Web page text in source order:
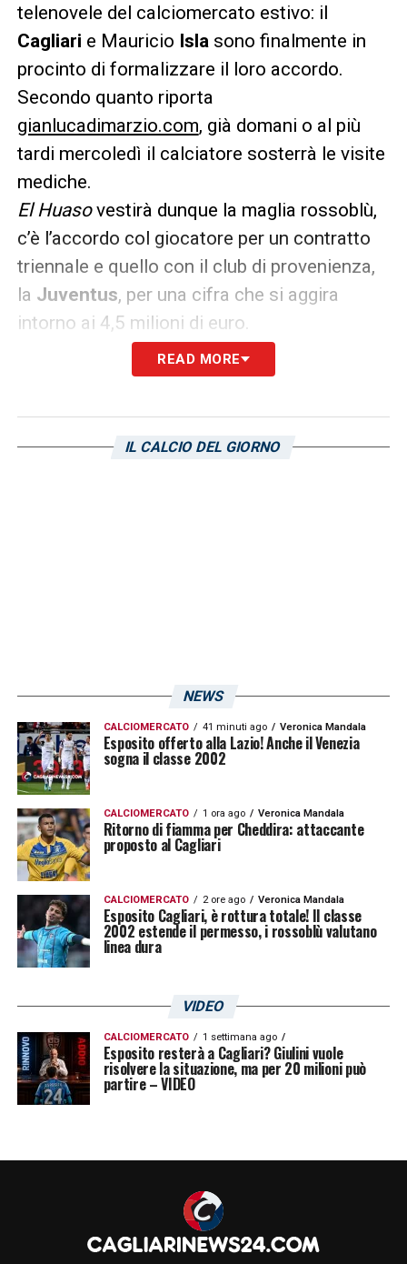
telenovele del calciomercato estivo: il
Cagliari e Mauricio Isla sono finalmente in
procinto di formalizzare il loro accordo.
Secondo quanto riporta
gianlucadimarzio.com, già domani o al più
tardi mercoledì il calciatore sosterrà le visite
mediche.
El Huasovestirà dunque la maglia rossoblù,
c’è l’accordo col giocatore per un contratto
triennale e quello con il club di provenienza,
la Juventus, per una cifra che si aggira
intorno ai 4,5 milioni di euro.
LA PLAYLIST DELLE NOSTRE TOP NEWS
READ MORE
IL CALCIO DEL GIORNO
NEWS
CALCIOMERCATO 41 minuti ago Veronica Mandala
Esposito offerto alla Lazio! Anche il Venezia
sogna il classe 2002
CALCIOMERCATO 1 ora ago Veronica Mandala
Ritorno di fiamma per Cheddira: attaccante
proposto al Cagliari
CALCIOMERCATO 2 ore ago Veronica Mandala
Esposito Cagliari, è rottura totale! Il classe
2002 estende il permesso, i rossoblù valutano
linea dura
VIDEO
CALCIOMERCATO 1 settimana ago
Esposito resterà a Cagliari? Giulini vuole
risolvere la situazione, ma per 20 milioni può
partire – VIDEO